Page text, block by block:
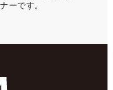
ーです。